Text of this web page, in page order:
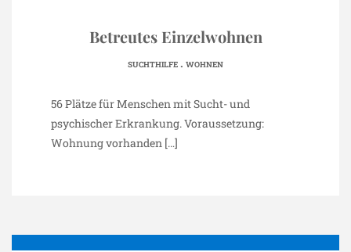
Betreutes Einzelwohnen
SUCHTHILFE . WOHNEN
56 Plätze für Menschen mit Sucht- und
psychischer Erkrankung. Voraussetzung:
Wohnung vorhanden […]